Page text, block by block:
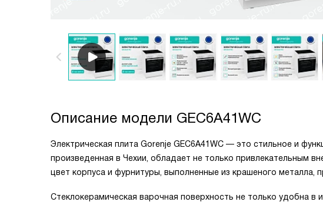
Описание модели GEC6A41WC
Электрическая плита Gorenje GEC6A41WC — это стильное и
произведенная в Чехии, обладает не только привлекательным
цвет корпуса и фурнитуры, выполненные из крашеного металла,
Стеклокерамическая варочная поверхность не только удобна в